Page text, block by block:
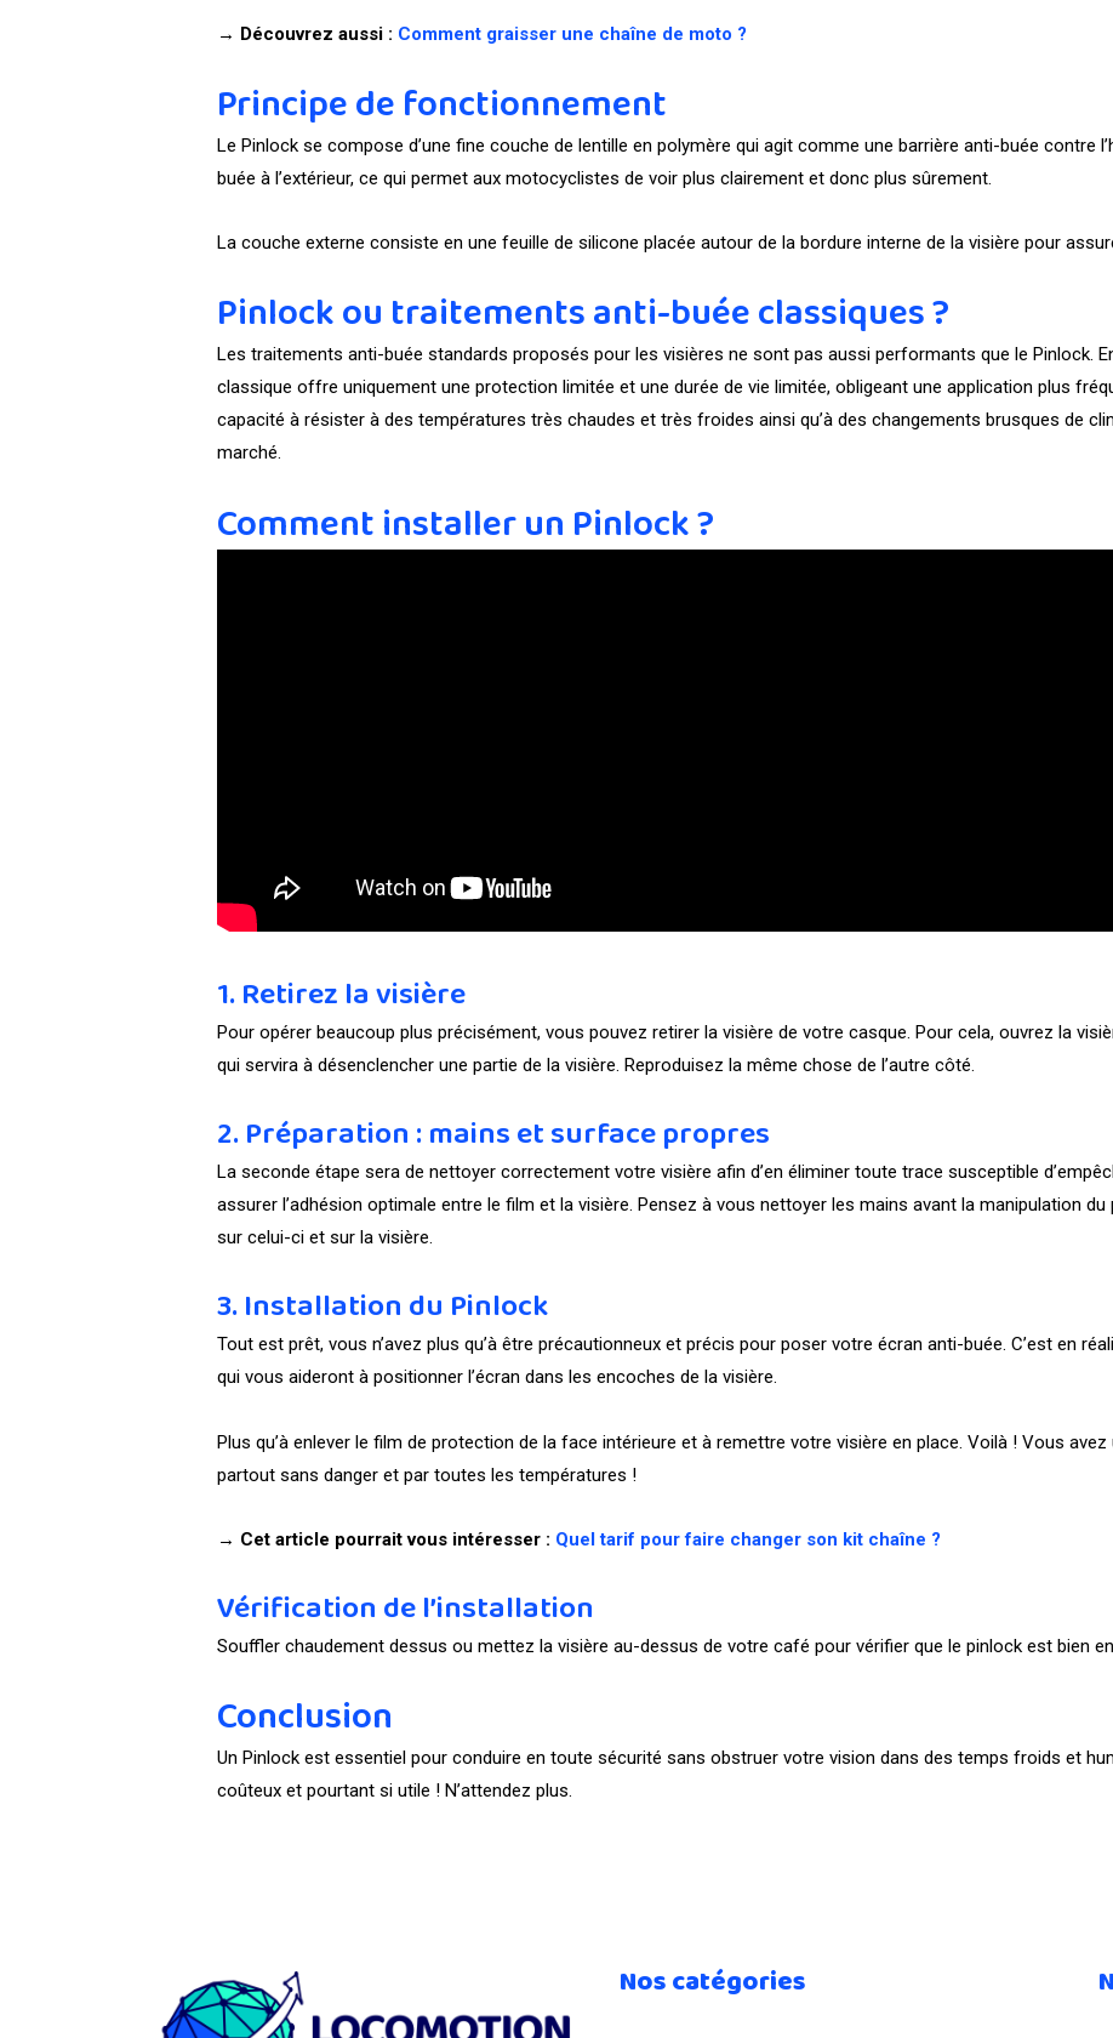
→ Découvrez aussi : Comment graisser une chaîne de moto ?
Principe de fonctionnement
Le Pinlock se compose d’une fine couche de lentille en polymère qui agit comme une barrière anti-buée contre
buée à l’extérieur, ce qui permet aux motocyclistes de voir plus clairement et donc plus sûrement.
La couche externe consiste en une feuille de silicone placée autour de la bordure interne de la visière pour
Pinlock ou traitements anti-buée classiques ?
Les traitements anti-buée standards proposés pour les visières ne sont pas aussi performants que le Pinlock.
classique offre uniquement une protection limitée et une durée de vie limitée, obligeant une application plus
capacité à résister à des températures très chaudes et très froides ainsi qu’à des changements brusques de
marché.
Comment installer un Pinlock ?
1. Retirez la visière
Pour opérer beaucoup plus précisément, vous pouvez retirer la visière de votre casque. Pour cela, ouvrez la
qui servira à désenclencher une partie de la visière. Reproduisez la même chose de l’autre côté.
2. Préparation : mains et surface propres
La seconde étape sera de nettoyer correctement votre visière afin d’en éliminer toute trace susceptible
assurer l’adhésion optimale entre le film et la visière. Pensez à vous nettoyer les mains avant la manipulation
sur celui-ci et sur la visière.
3. Installation du Pinlock
Tout est prêt, vous n’avez plus qu’à être précautionneux et précis pour poser votre écran anti-buée. C’est en
qui vous aideront à positionner l’écran dans les encoches de la visière.
Plus qu’à enlever le film de protection de la face intérieure et à remettre votre visière en place. Voilà ! Vous
partout sans danger et par toutes les températures !
→ Cet article pourrait vous intéresser : Quel tarif pour faire changer son kit chaîne ?
Vérification de l’installation
Souffler chaudement dessus ou mettez la visière au-dessus de votre café pour vérifier que le pinlock est bien
Conclusion
Un Pinlock est essentiel pour conduire en toute sécurité sans obstruer votre vision dans des temps froids et
coûteux et pourtant si utile ! N’attendez plus.
Nos catégories